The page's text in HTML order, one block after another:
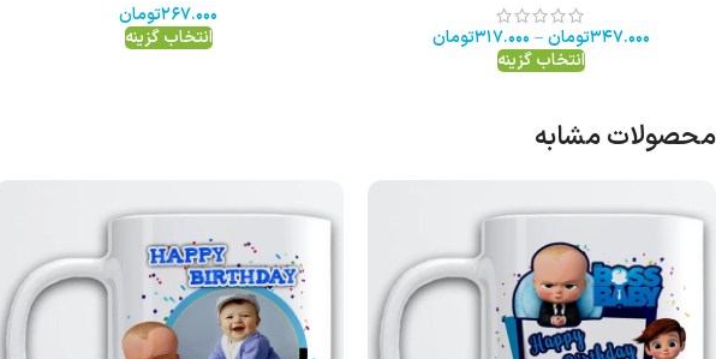
۳۴۷.۰۰۰تومان – ۳۱۷.۰۰۰تومان
انتخاب گزینه
۲۶۷.۰۰۰تومان
انتخاب گزینه
محصولات مشابه